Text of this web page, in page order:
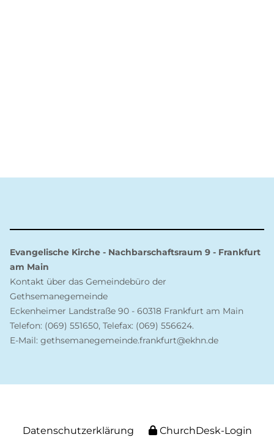
Evangelische Kirche - Nachbarschaftsraum 9 - Frankfurt
am Main
Kontakt über das Gemeindebüro der
Gethsemanegemeinde
Eckenheimer Landstraße 90 - 60318 Frankfurt am Main
Telefon: (069) 551650, Telefax: (069) 556624.
E-Mail: gethsemanegemeinde.frankfurt@ekhn.de
Datenschutzerklärung ChurchDesk-Login